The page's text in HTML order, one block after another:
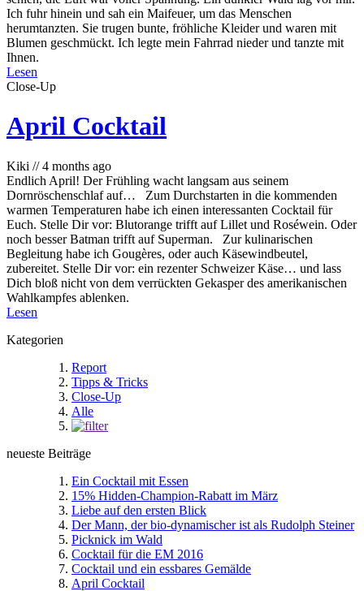
Ich fuhr hinein und sah ein Maifeuer, um das Menschen
herumtanzten. Sie trugen bunte, fröhliche Kleider und waren mit
Blumen geschmückt. Ich legte mein Fahrrad nieder und tanzte mit
Ihnen.
Lesen
Close-Up
April Cocktail
Kiki // 4 months ago
Endlich April! Der Frühling wacht langsam aus seinem
Dornröschenschlaf auf… Zum Durchstarten in die kommenden
warmen Temperaturen habe ich einen interessanten Cocktail für
Euch. Stelle Dir vor: Blutorange trifft auf Lillet und Roséwein. Oder
noch besser Batman trifft auf Superman. Zur kulinarischen
Begleitung habe ich Gougères, oder auch Käsewindbeutel,
zubereitet. Stelle Dir vor: ein rezenter Schweizer Käse… und lass
Dich bloß nicht von dem verrückten Gekasper des amerikanischen
Wahlkampfes ablenken.
Lesen
Kategorien
Report
Tipps & Tricks
Close-Up
Alle
neueste Beiträge
Ein Cocktail mit Essen
15% Hidden-Champion-Rabatt im März
Liebe auf den ersten Blick
Der Mann, der bio-dynamischer ist als Rudolph Steiner
Picknick im Wald
Cocktail für die EM 2016
Cocktail und ein essbares Gemälde
April Cocktail